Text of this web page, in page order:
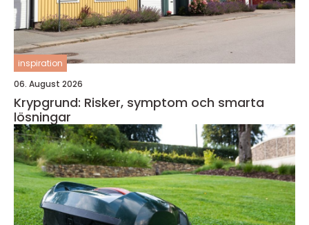
inspiration
06. August 2026
Krypgrund: Risker, symptom och smarta
lösningar